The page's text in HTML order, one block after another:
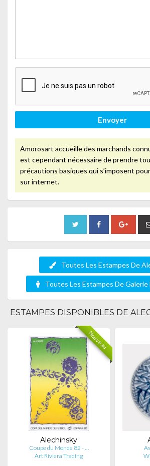
Envoyer
Amorosart accueille des marchands
est cependant nécessaire de prendre
précautions basiques qui s’imposent
sur internet.
Toutes Les Estampes De
Toutes Les Estampes De Galerie
ESTAMPES DISPONIBLES DE
Nouveau
Alechinsky
Coupe du Monde 82 - …
Art Riviera Trading